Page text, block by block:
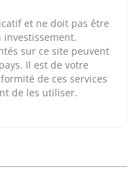
et ne doit pas être
investissement.
sur ce site peuvent
Il est de votre
de ces services
de les utiliser.